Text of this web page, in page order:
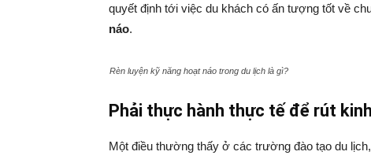
quyết định tới việc du khách có ấn tượng tốt về
náo.
Rèn luyện kỹ năng hoạt náo trong du lịch là gì?
Phải thực hành thực tế để rút
Một điều thường thấy ở các trường đào tạo du